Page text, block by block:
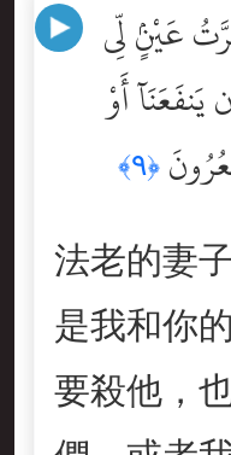
عَيْنٍۢ لِّى
أَوْ
﴿٩﴾
法老的妻
是我和你
要殺他，